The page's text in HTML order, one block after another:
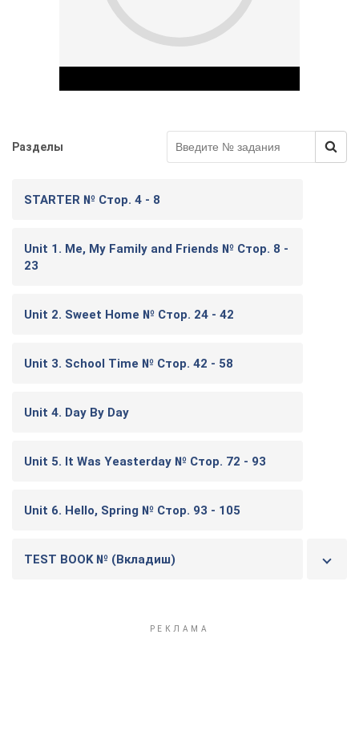
Разделы
STARTER № Стор. 4 - 8
Unit 1. Me, My Family and Friends № Стор. 8 -
23
Unit 2. Sweet Home № Стор. 24 - 42
Unit 3. School Time № Стор. 42 - 58
Unit 4. Day By Day
Unit 5. It Was Yeasterday № Стор. 72 - 93
Unit 6. Hello, Spring № Стор. 93 - 105
TEST BOOK № (Вкладиш)